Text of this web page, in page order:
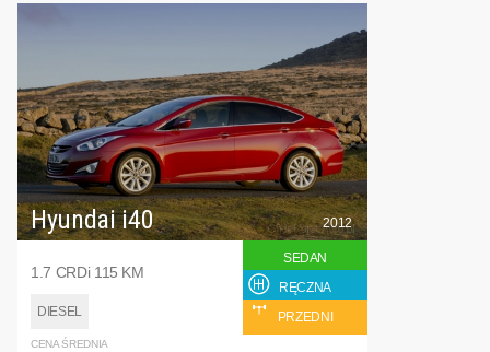
Hyundai i40
1.7 CRDi 115 KM
DIESEL
2012
SEDAN
RĘCZNA
PRZEDNI
CENA ŚREDNIA